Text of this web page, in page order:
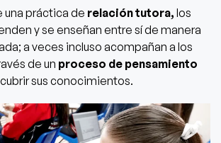
una práctica de relación tutora, los
y se enseñan entre sí de manera
a veces incluso acompañan a los
de un proceso de pensamiento
sus conocimientos.